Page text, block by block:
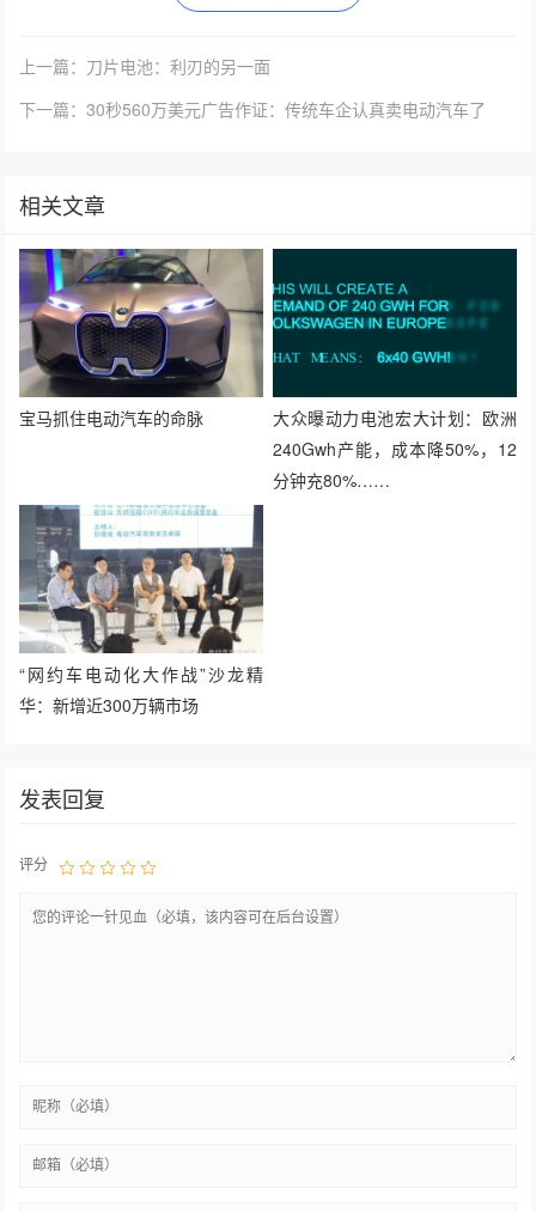
上一篇：刀片电池：利刃的另一面
下一篇：30秒560万美元广告作证：传统车企认真卖电动汽车了
相关文章
宝马抓住电动汽车的命脉
大众曝动力电池宏大计划：欧洲
240Gwh产能，成本降50%，12
分钟充80%……
“网约车电动化大作战”沙龙精
华：新增近300万辆市场
发表回复
评分